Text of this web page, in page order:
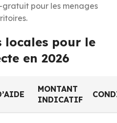
pour les menages
locales pour le
en 2026
MONTANT
INDICATIF